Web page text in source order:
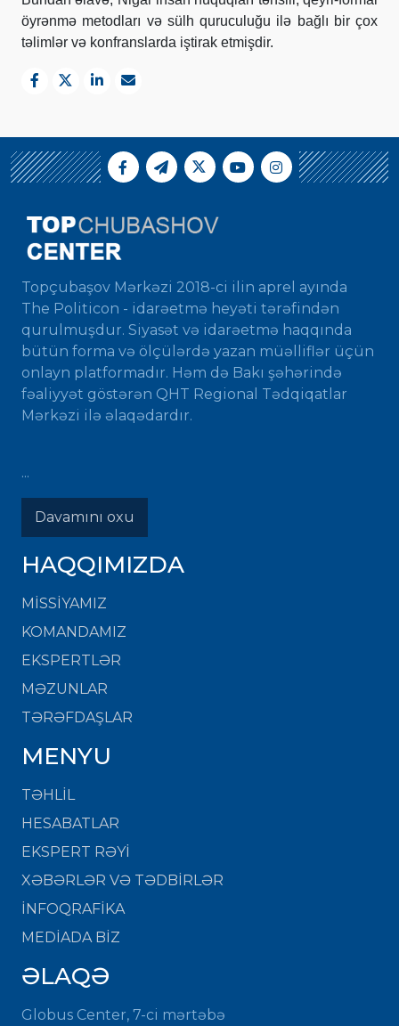
öyrənmə metodları və sülh quruculuğu ilə bağlı bir çox
təlimlər və konfranslarda iştirak etmişdir.
Topçubaşov Mərkəzi 2018-ci ilin aprel ayında
The Politicon - idarəetmə heyəti tərəfindən
qurulmuşdur. Siyasət və idarəetmə haqqında
bütün forma və ölçülərdə yazan müəlliflər üçün
onlayn platformadır. Həm də Bakı şəhərində
fəaliyyət göstərən QHT Regional Tədqiqatlar
Mərkəzi ilə əlaqədardır.
...
Davamını oxu
HAQQIMIZDA
MISSIYAMIZ
KOMANDAMIZ
EKSPERTLƏR
MƏZUNLAR
TƏRƏFDAŞLAR
MENYU
TƏHLİL
HESABATLAR
EKSPERT RƏYİ
XƏBƏRLƏR VƏ TƏDBİRLƏR
İNFOQRAFİKA
MEDİADA BİZ
ƏLAQƏ
Globus Center, 7-ci mərtəbə